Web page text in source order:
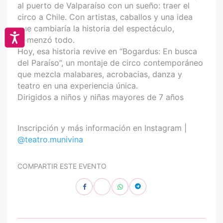
Accesibilidad
al puerto de Valparaíso con un sueño: traer el
circo a Chile. Con artistas, caballos y una idea
que cambiaría la historia del espectáculo,
comenzó todo.
Hoy, esa historia revive en “Bogardus: En busca
del Paraíso”, un montaje de circo contemporáneo
que mezcla malabares, acrobacias, danza y
teatro en una experiencia única.
Dirigidos a niños y niñas mayores de 7 años
Inscripción y más información en Instagram |
@teatro.munivina
COMPARTIR ESTE EVENTO